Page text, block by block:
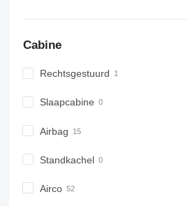
Cabine
Rechtsgestuurd
Slaapcabine
Airbag
Standkachel
Airco